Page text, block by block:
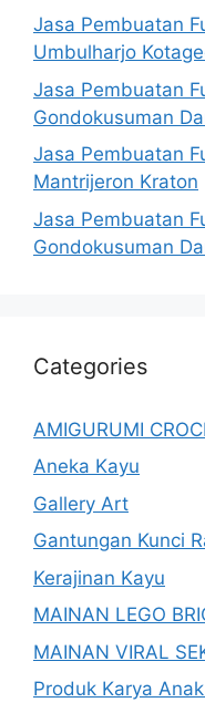
Jasa Pembuatan
Umbulharjo
Jasa Pembuatan
Gondokusuman
Jasa Pembuatan
Mantrijeron Kraton
Jasa Pembuatan
Gondokusuman
Categories
AMIGURUMI
Aneka Kayu
Gallery Art
Gantungan Kunci
Kerajinan Kayu
MAINAN LEGO
MAINAN VIRAL
Produk Karya